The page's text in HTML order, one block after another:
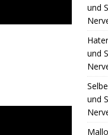
und
und
und